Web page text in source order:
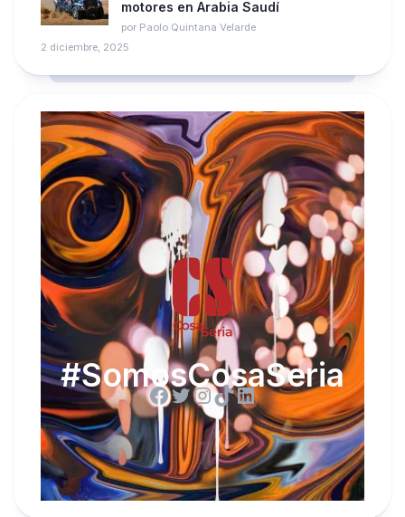
motores en Arabia Saudí
por Paolo Quintana Velarde
2 diciembre, 2025
#SomosCosaSeria
Facebook
Twitter
Instagram
TikTok
LinkedIn